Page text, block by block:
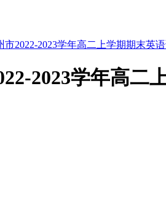
2022-2023学年高二上学期期末英
2023学年高二